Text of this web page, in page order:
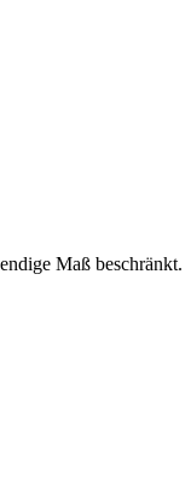
Maß beschränkt.